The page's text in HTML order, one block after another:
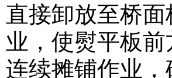
直接卸放至桥
业，使熨平板
连续摊铺作业